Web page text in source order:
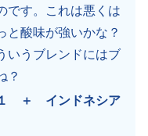
です。これは悪くは
と酸味が強いかな？
いうブレンドにはブ
？
＋ インドネシア